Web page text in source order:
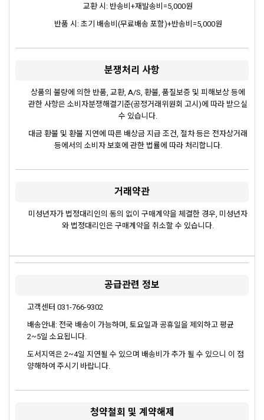
교환 시: 반송비+재발송비=5,000원
반품 시: 초기 배송비(무료배송 포함)+반송비=5,000원
분쟁처리 사항
상품의 불량에 의한 반품, 교환, A/S, 환불, 품질보증 및 피해보상 등에
관한 사항은 소비자분쟁해결기준(공정거래위원회 고시)에 따라 받으실
수 있습니다.
대금 환불 및 환불 지연에 따른 배상금 지급 조건, 절차 등은 전자상거래
등에서의 소비자 보호에 관한 법률에 따라 처리합니다.
거래약관
미성년자가 법정대리인의 동의 없이 구매계약을 체결한 경우, 미성년자
와 법정대리인은 구매계약을 취소할 수 있습니다.
공급관련 정보
고객센터 031-766-9302
배송안내: 전국 배송이 가능하며, 토요일과 공휴일을 제외하고 평균
2~5일 소요됩니다.
도서지역은 2~4일 지연될 수 있으며 배송비가 추가 될 수 있으니 이 점
양해하여 주시기 바랍니다.
청약철회 및 계약해제